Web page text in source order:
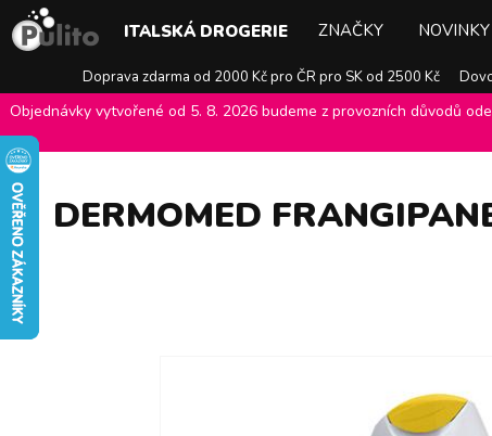
Doprava zdarma od 2000 Kč pro ČR pro SK od 2500 Kč
ITALSKÁ DROGERIE ZNAČKY NOVINKY
Objednávky vytvořené od 5. 8. 2026 budeme z provozních důvodů
E-shop Pulito
DERMOMED